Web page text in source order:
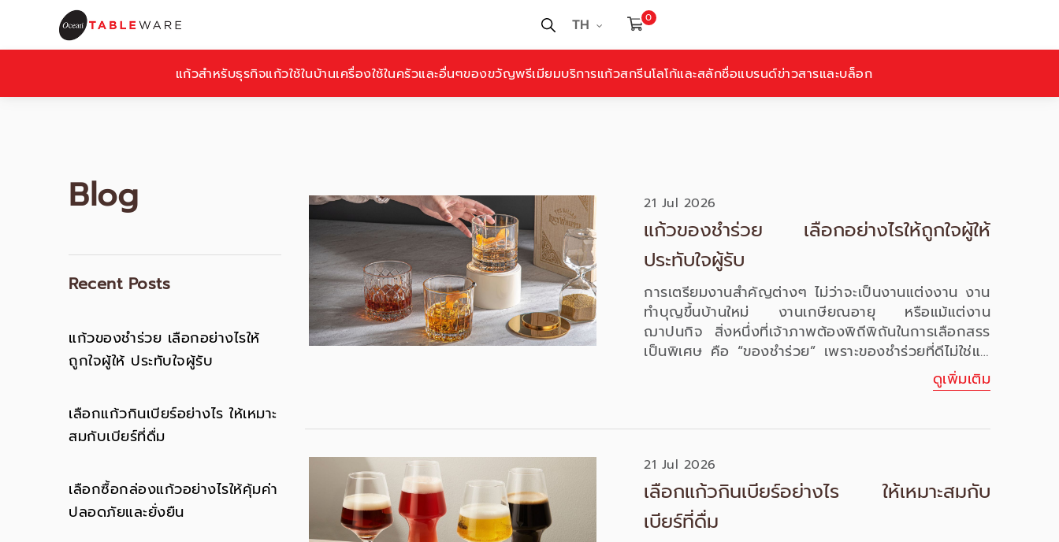
TH 0
แก้วสำหรับธุรกิจแก้วใช้ในบ้านเครื่องใช้ในครัวและอื่นๆของขวัญพรีเมียมบริการแก้วสกรีนโลโก้และสลักชื่อแบรนด์ข่าวสารและบล็อก
21 Jul 2026
แก้วของชำร่วย เลือกอย่างไรให้ถูกใจผู้ให้
ประทับใจผู้รับ
การเตรียมงานสำคัญต่างๆ ไม่ว่าจะเป็นงานแต่งงาน งาน
ทำบุญขึ้นบ้านใหม่ งานเกษียณอายุ หรือแม้แต่งาน
ฌาปนกิจ สิ่งหนึ่งที่เจ้าภาพต้องพิถีพิถันในการเลือกสรร
เป็นพิเศษ คือ “ของชำร่วย” เพราะของชำร่วยที่ดีไม่ใช่แค่
ของที่แจกให้แขกหลังจบงาน แต่คือตัวแทนคำขอบคุณ
จากผู้ให้สู่ผู้รับ ซึ่งหนึ่งในของขวัญที่ไม่เคยตกยุคและตอบ
นอกจากจะสื่อความหมายที่ดีแล้ว ยังสามารถใช้งานได้
ดูเพิ่มเติม
21 Jul 2026
เลือกแก้วกินเบียร์อย่างไร ให้เหมาะสมกับ
เบียร์ที่ดื่ม
Blog
Recent Posts
แก้วของชำร่วย เลือกอย่างไรให้
ถูกใจผู้ให้ ประทับใจผู้รับ
เลือกแก้วกินเบียร์อย่างไร ให้เหมาะ
สมกับเบียร์ที่ดื่ม
เลือกซื้อกล่องแก้วอย่างไรให้คุ้มค่า
ปลอดภัยและยั่งยืน